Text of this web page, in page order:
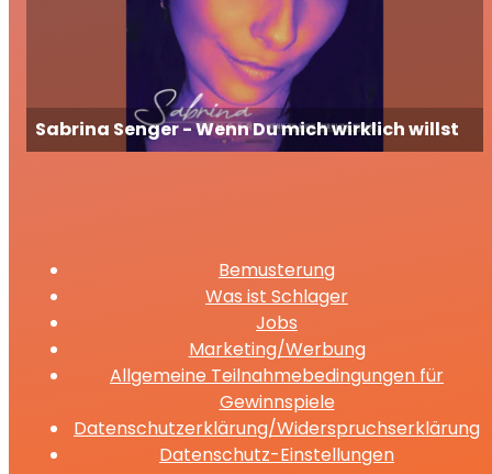
Sabrina Senger - Wenn Du mich wirklich willst
Bemusterung
Was ist Schlager
Jobs
Marketing/Werbung
Allgemeine Teilnahmebedingungen für
Gewinnspiele
Datenschutzerklärung/Widerspruchserklärung
Datenschutz-Einstellungen